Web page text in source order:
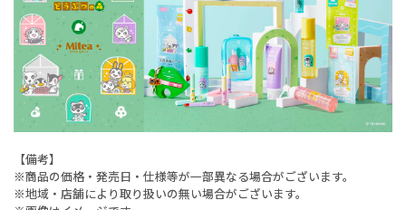
【備考】
※商品の価格・発売日・仕様等が一部異なる場合がございます。
※地域・店舗により取り扱いの無い場合がございます。